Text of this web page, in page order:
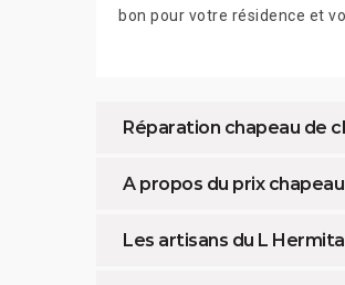
bon pour votre résidence et
Réparation chapeau de
A propos du prix
Les artisans du L